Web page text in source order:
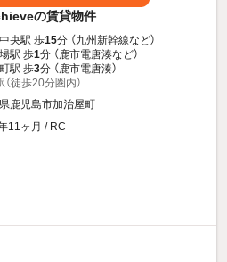
の賃貸物件
央駅 歩15分 （九州新幹線など）
駅 歩1分 （鹿市電唐湊など）
駅 歩3分 （鹿市電唐湊）
徒歩20分圏内）
鹿児島市加治屋町
11ヶ月 / RC